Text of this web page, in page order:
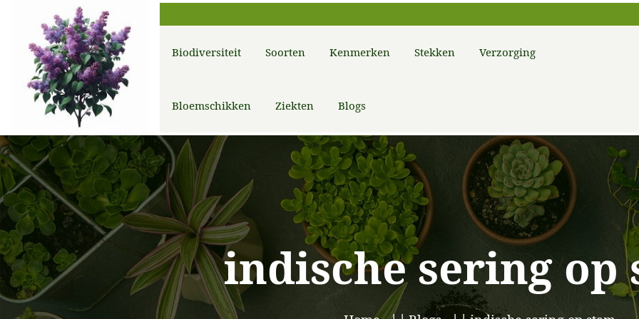
Biodiversiteit Soorten Kenmerken Stekken Verzorging
Bloemschikken Ziekten Blogs
indische sering op